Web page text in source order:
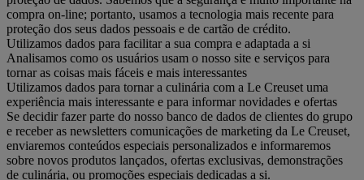
compra on-line; portanto, usamos a tecnologia mais recente para
proteção dos seus dados pessoais e de cartão de crédito.
Utilizamos dados para facilitar a sua compra e adaptada a si
Analisamos como os usuários usam o nosso site e serviços para
tornar as coisas mais fáceis e mais interessantes
Utilizamos dados para tornar a culinária com a Le Creuset uma
experiência mais interessante e para informar novidades e ofertas
Se decidir fazer parte do nosso banco de dados de clientes do grupo
e receber as newsletters comunicações de marketing da Le Creuset,
enviaremos conteúdos especiais personalizados e informaremos
sobre novos produtos lançados, ofertas exclusivas, demonstrações
de culinária, ou promoções especiais dedicadas a si.